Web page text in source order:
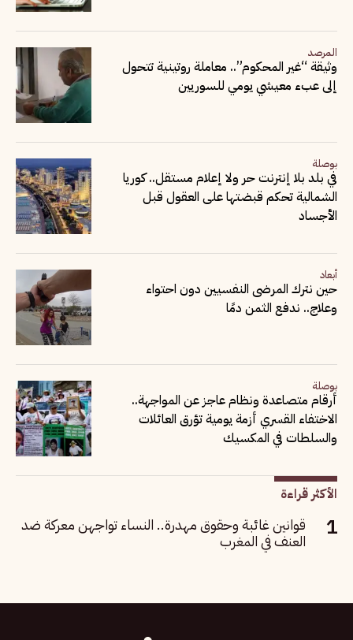
المرصد
وثيقة “غير المحكوم”.. معاملة روتينية تتحول
إلى عبء معيشي يومي للسوريين
بوصلة
في بلد بلا إنترنت حر ولا إعلام مستقل.. كوريا
الشمالية تحكم قبضتها على العقول قبل
الأجساد
أبعاد
حين نترك المرضى النفسيين دون احتواء
وعلاج.. ندفع الثمن دمًا
بوصلة
أرقام متصاعدة ونظام عاجز عن المواجهة..
الاختفاء القسري أزمة يومية تؤرق العائلات
والسلطات في المكسيك
الأكثر قراءة
قوانين غائبة وحقوق مهدرة.. النساء تواجهن معركة ضد
العنف في المغرب